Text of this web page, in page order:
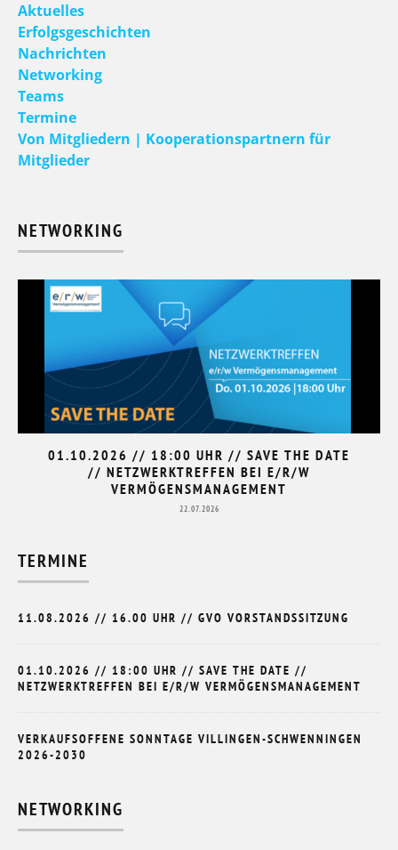
Aktuelles
Erfolgsgeschichten
Nachrichten
Networking
Teams
Termine
Von Mitgliedern | Kooperationspartnern für
Mitglieder
NETWORKING
01.10.2026 // 18:00 UHR // SAVE THE DATE
// NETZWERKTREFFEN BEI E/R/W
VERMÖGENSMANAGEMENT
22.07.2026
TERMINE
11.08.2026 // 16.00 UHR // GVO VORSTANDSSITZUNG
01.10.2026 // 18:00 UHR // SAVE THE DATE //
NETZWERKTREFFEN BEI E/R/W VERMÖGENSMANAGEMENT
VERKAUFSOFFENE SONNTAGE VILLINGEN-SCHWENNINGEN
2026-2030
NETWORKING